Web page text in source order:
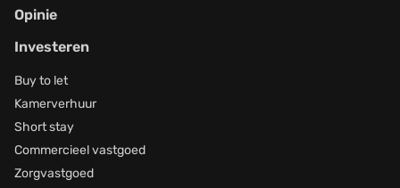
Opinie
Investeren
Buy to let
Kamerverhuur
Short stay
Commercieel vastgoed
Zorgvastgoed